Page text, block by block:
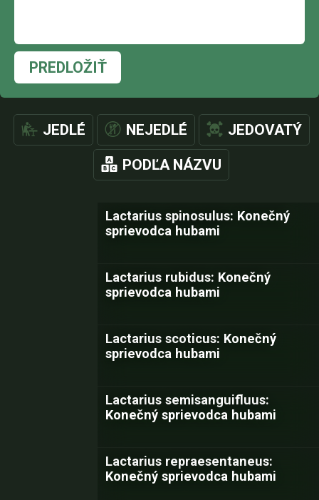
PREDLOŽIŤ
JEDLÉ NEJEDLÉ JEDOVATÝ
PODĽA NÁZVU
Lactarius spinosulus: Konečný
sprievodca hubami
Lactarius rubidus: Konečný
sprievodca hubami
Lactarius scoticus: Konečný
sprievodca hubami
Lactarius semisanguifluus:
Konečný sprievodca hubami
Lactarius repraesentaneus:
Konečný sprievodca hubami